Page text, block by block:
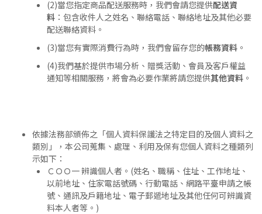
(2)當您指定商品配送服務時，我們會請您提供配送資
料 ：包含收件人之姓名、聯絡電話、聯絡地址及其他必要
配送聯絡資料。
(3)當您有實際消費行為時，我們會留存您的帳務資料 。
(4)我們基於提供市場分析、贈獎活動、會員及客戶權益
通知等相關服務，將會為必要作業將請您提供其他資料 。
依據法務部頒佈之「個人資料保護法之特定目的及個人資料之
類別」，本公司蒐集、處理、利用及保有您個人資料之種類列
示如下：
ＣＯＯ一 辨識個人者。(姓名、職稱、住址、工作地址、
以前地址、住家電話號碼、行動電話、網路平臺申請之帳
號、通訊及戶籍地址、電子郵遞地址及其他任何可辨識資
料本人者等。)